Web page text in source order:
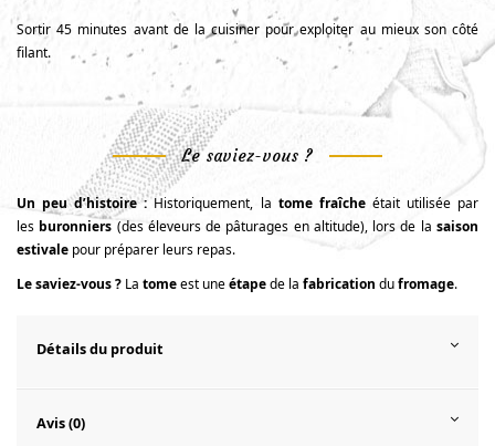
Sortir 45 minutes avant de la cuisiner pour exploiter au mieux son côté
filant.
Le saviez-vous ?
Un peu d’histoire :Historiquement, la tome fraîcheétait utilisée par
les buronniers (des éleveurs de pâturages en altitude), lors de lasaison
estivale pour préparer leurs repas.
Le saviez-vous ? La tomeest uneétapede la fabrication dufromage.
Détails du produit
Avis (0)